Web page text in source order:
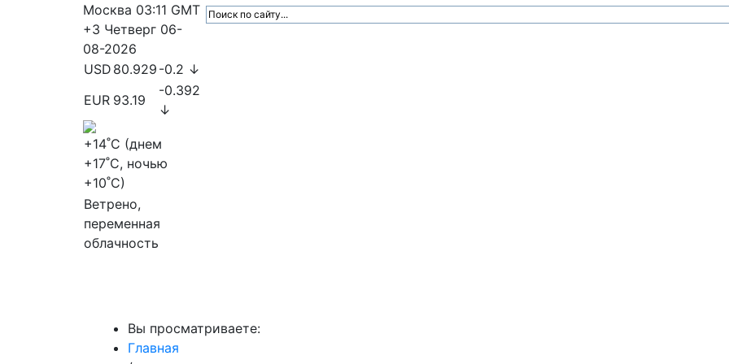
Москва 03:11 GMT
+3 Четверг 06-
08-2026
USD 80.929 -0.2 ↓
EUR 93.19
-0.392
↓
+14˚C (днем
+17˚C, ночью
+10˚C)
Ветрено,
переменная
облачность
Вы просматриваете:
Главная